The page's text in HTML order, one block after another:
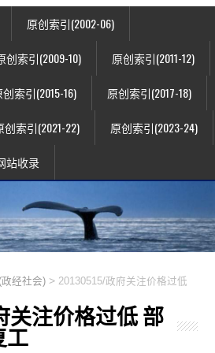
原创索引(2002-06)
创索引(2009-10) 原创索引(2011-12)
创索引(2015-16) 原创索引(2017-18)
创索引(2021-22) 原创索引(2023-24)
站收录
经社会) > 20130515/政府关注价格过低
关注价格过低 部
工